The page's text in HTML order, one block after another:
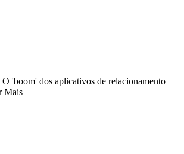
O 'boom' dos aplicativos de relacionamento
Mais